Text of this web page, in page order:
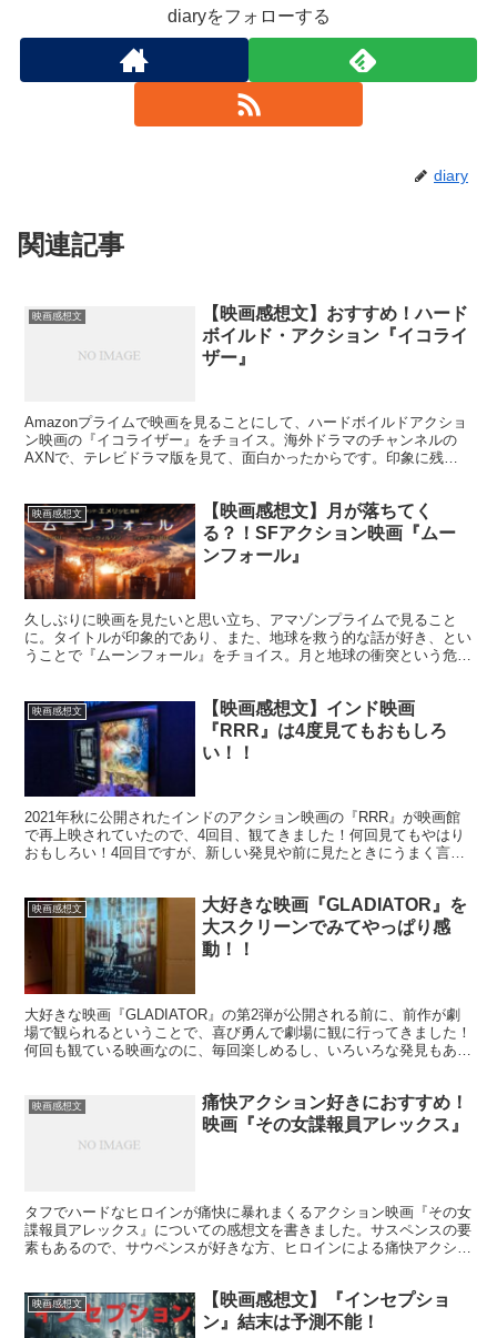
diaryをフォローする
diary
関連記事
映画感想文
【映画感想文】おすすめ！ハード
ボイルド・アクション『イコライ
ザー』
Amazonプライムで映画を見ることにして、ハードボイルドアクショ
ン映画の『イコライザー』をチョイス。海外ドラマのチャンネルの
AXNで、テレビドラマ版を見て、面白かったからです。印象に残っ
映画感想文
【映画感想文】月が落ちてく
る？！SFアクション映画『ムー
ンフォール』
久しぶりに映画を見たいと思い立ち、アマゾンプライムで見ること
に。タイトルが印象的であり、また、地球を救う的な話が好き、とい
うことで『ムーンフォール』をチョイス。月と地球の衝突という危機
映画感想文
【映画感想文】インド映画
『RRR』は4度見てもおもしろ
い！！
2021年秋に公開されたインドのアクション映画の『RRR』が映画館
で再上映されていたので、4回目、観てきました！何回見てもやはり
おもしろい！4回目ですが、新しい発見や前に見たときにうまく言語
映画感想文
大好きな映画『GLADIATOR』を
大スクリーンでみてやっぱり感
動！！
大好きな映画『GLADIATOR』の第2弾が公開される前に、前作が劇
場で観られるということで、喜び勇んで劇場に観に行ってきました！
何回も観ている映画なのに、毎回楽しめるし、いろいろな発見もあり
映画感想文
痛快アクション好きにおすすめ！
映画『その女諜報員アレックス』
タフでハードなヒロインが痛快に暴れまくるアクション映画『その女
諜報員アレックス』についての感想文を書きました。サスペンスの要
素もあるので、サウペンスが好きな方、ヒロインによる痛快アクショ
映画感想文
【映画感想文】『インセプショ
ン』結末は予測不能！